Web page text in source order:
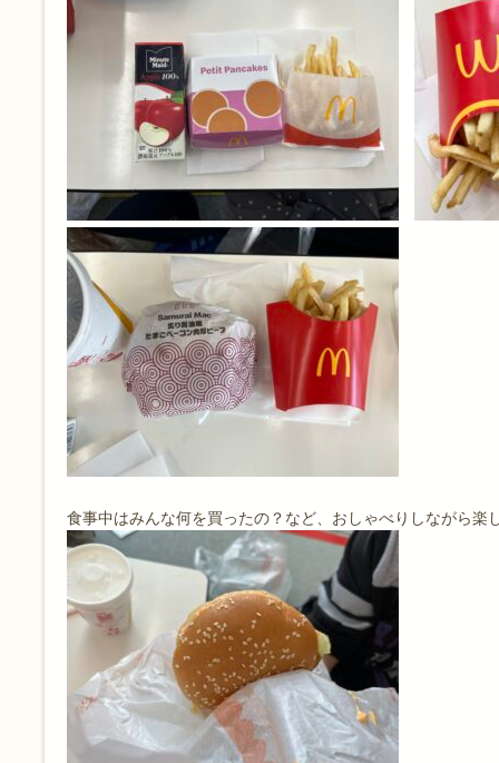
食事中はみんな何を買ったの？など、おしゃべりしながら楽